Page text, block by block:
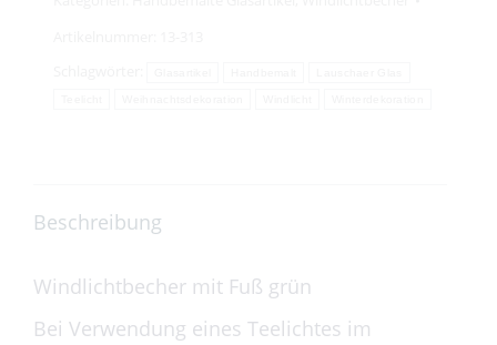
Beschreibung
Windlichtbecher mit Fuß grün
Bei Verwendung eines Teelichtes im